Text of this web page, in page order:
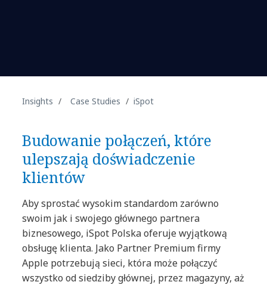
Insights Case Studies iSpot
Budowanie połączeń, które
ulepszają doświadczenie
klientów
Aby sprostać wysokim standardom zarówno
swoim jak i swojego głównego partnera
biznesowego, iSpot Polska oferuje wyjątkową
obsługę klienta. Jako Partner Premium firmy
Apple potrzebują sieci, która może połączyć
wszystko od siedziby głównej, przez magazyny, aż